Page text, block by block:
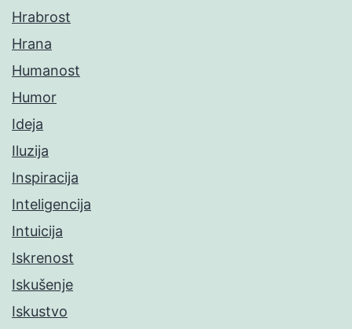
Hrabrost
Hrana
Humanost
Humor
Ideja
Iluzija
Inspiracija
Inteligencija
Intuicija
Iskrenost
Iskušenje
Iskustvo